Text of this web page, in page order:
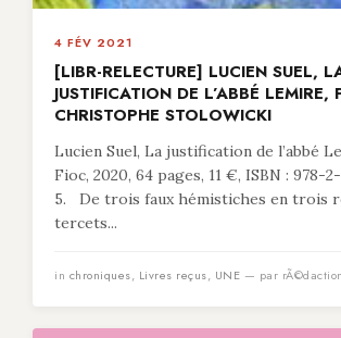
4 FÉV 2021
[LIBR-RELECTURE] LUCIEN SUEL,
JUSTIFICATION DE L’ABBÉ LEMIRE,
CHRISTOPHE STOLOWICKI
Lucien Suel, La justification de l’abbé
Fioc, 2020, 64 pages, 11 €, ISBN : 978-
5. De trois faux hémistiches en trois
tercets...
in chroniques, Livres reçus, UNE — par rÃ©daction